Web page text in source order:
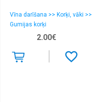
Vīna darīšana >> Korķi, vāki >>
Gumijas korķi
2.00€